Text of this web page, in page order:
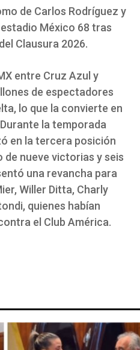
de Carlos Rodríguez y
México 68 tras
Clausura 2026.
entre Cruz Azul y
de espectadores
lo que la convierte en
la temporada
en la tercera posición
nueve victorias y seis
una revancha para
Willer Ditta, Charly
quienes habían
el Club América.